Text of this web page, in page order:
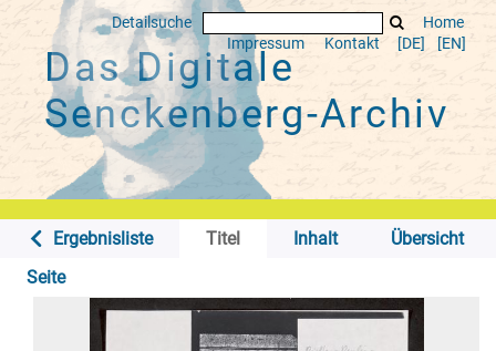
Detailsuche
Home
Impressum
Kontakt [DE] [EN]
Das Digitale
Senckenberg-Archiv
Ergebnisliste Titel Inhalt
Übersicht
Seite